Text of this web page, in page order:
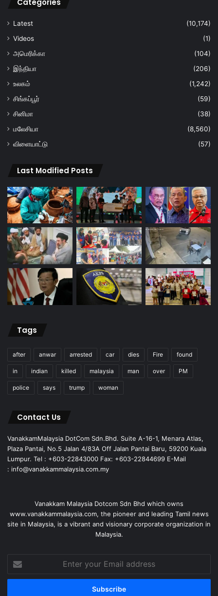
Categories
Latest
(10,174)
Videos
(1)
அமெரிக்கா
(104)
இந்தியா
(206)
உலகம்
(1,242)
சிங்கப்பூர்
(59)
சினிமா
(38)
மலேசியா
(8,560)
விளையாட்டு
(57)
Last Modified Posts
Tags
after anwar arrested car dies Fire found
in indian killed malaysia man over PM
police says trump woman
Contact Us
VanakkamMalaysia DotCom Sdn.Bhd. Suite A-16-1, Menara Atlas,
Plaza Pantai, No.5 Jalan 4/83A Off Jalan Pantai Baru, 59200 Kuala
Lumpur. Tel : +603-22843000 Fax: +603-22844699 E-Mail
: info@vanakkammalaysia.com.my
Vanakkam Malaysia Dotcom Sdn Bhd which owns
www.vanakkammalaysia.com, the pioneer and leading Tamil news
site in Malaysia, is a vibrant and visionary corporate organization in
Malaysia.
your
Email